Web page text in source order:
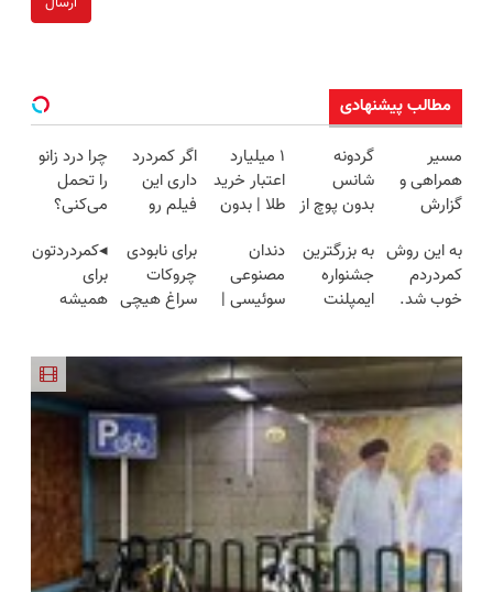
مطالب پیشنهادی
مسیر
همراهی و
گزارش
گروه اسنپ
در ۱۴۰۴
گردونه
شانس
بدون پوچ از
آیفون17 و
بیت کوین
🔥
۱ میلیارد
اعتبار خرید
طلا | بدون
چک
اگر کمردرد
داری این
فیلم رو
◗پرسش‌نامه
رو پر کن◖
چرا درد زانو
را تحمل
می‌کنی؟
درمنزل
درمانش کن
به این روش
کمردردم
خوب شد.
به بزرگترین
جشنواره
ایمپلنت
فقط ۲۵
میلیون !
دندان
مصنوعی
سوئیسی |
طبیعی!
ویزیت
رایگان+پرداخت
اقساطی😍
برای نابودی
چروکات
سراغ هیچی
نرو(تخفیف40%)
◂کمردردتون
برای
همیشه
(پرسش‌نامه
رو پر کن)